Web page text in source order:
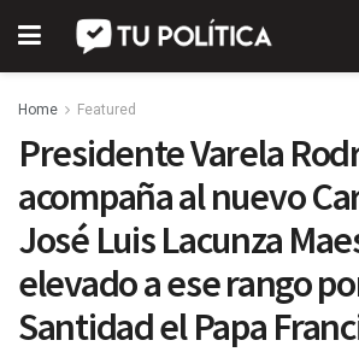
Home Featured
Presidente Varela
acompaña al nuevo
José Luis Lacunza
elevado a ese rango
Santidad el Papa